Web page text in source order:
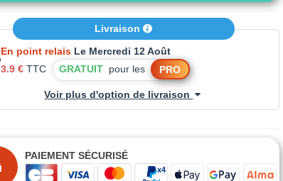
Livraison
En point relais Le Mercredi 12 Août
3.9 € TTC GRATUITpour les PRO
Voir plus d'option de livraison
PAIEMENT SÉCURISÉ